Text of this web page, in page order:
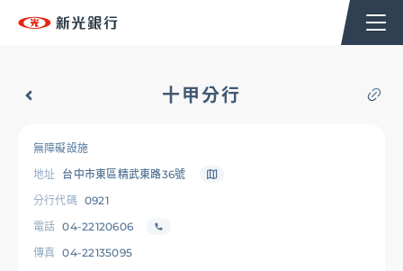
台新新光集團
OMNI-U
信用卡
十甲分行
無障礙設施
地址 台中市東區精武東路36號
分行代碼 0921
電話 04-22120606
傳真 04-22135095